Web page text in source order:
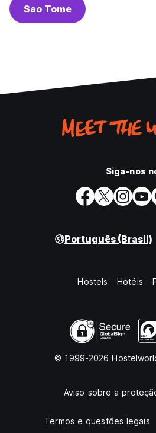
Sao Tome
Siga-nos
Português (Brasil)
Hostels Hotéis
© 1999-2026
Aviso sobre a
Termos e questões legais